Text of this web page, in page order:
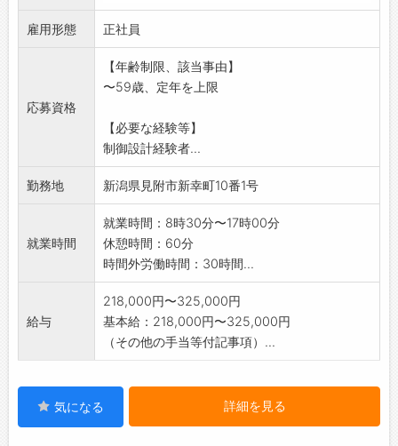
■店舗名「は～とぴあ」に込められた想い
・ハートフルとユートピアを組み合わせた愛称
です。
・お客様を想い、お客様の理想なカーライフを
【働き方に関して】
・自分よりもレベルが高い先輩の仕事ぶりをよ
く観察して真似することが、仕事を覚える初期
段階で重要だと考えています。
・そのステップを経て、オリジナルの発想が沸
き起こります♪
【先輩社員の声】
■TS（テクニカルスタッフ）/2007年入社
参加しました。
「楽しそうな職場」「自分の資格を活かして責
任ある仕事ができそう」と思い、新潟日産モー
入社3年目に、日産関東ブロックサービス技術
大会に出場して、新人の部で3位に入賞しまし
*C言語・C++言語・C#言語が使える方優遇
*変更範囲:会社の定める業務
雇用形態 正社員
応募資格
【年齢制限、該当事由】
〜59歳、定年を上限
【必要な経験等】
制御設計経験者...
勤務地 新潟県見附市新幸町10番1号
就業時間
就業時間：8時30分〜17時00分
休憩時間：60分
時間外労働時間：30時間...
給与
218,000円〜325,000円
基本給：218,000円〜325,000円
（その他の手当等付記事項）...
気になる 詳細を見る